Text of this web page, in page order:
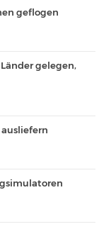
geflogen
gelegen,